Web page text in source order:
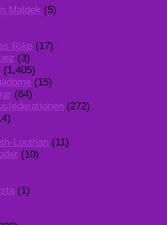
Maldek (5)
Rike (17)
(3)
(1,405)
(15)
(64)
(272)
Louthan (11)
(10)
(1)